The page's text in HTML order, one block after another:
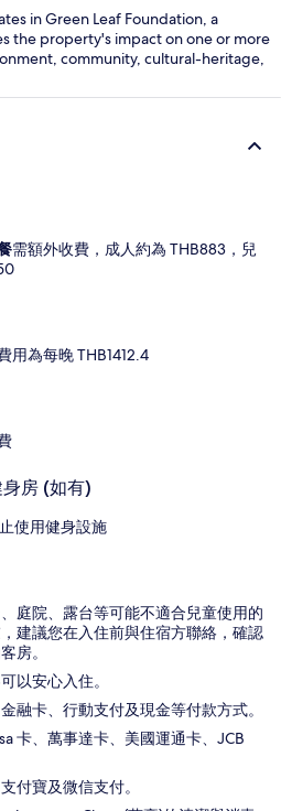
in Green Leaf Foundation, a
the property's impact on one or more
community, cultural-heritage,
需額外收費，成人約為 THB883，兒
用為每晚 THB1412.4
房 (如有)
使用健身設施
庭院、露台等可能不適合兒童使用的
建議您在入住前與住宿方聯絡，確認
房。
以安心入住。
融卡、行動支付及現金等付款方式。
卡、萬事達卡、美國運通卡、JCB
付寶及微信支付。